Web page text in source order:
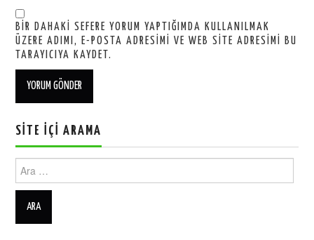
BIR DAHAKI SEFERE YORUM YAPTIĞIMDA KULLANILMAK
ÜZERE ADIMI, E-POSTA ADRESIMI VE WEB SITE ADRESIMI BU
TARAYICIYA KAYDET.
SITE İÇI ARAMA
Ara: